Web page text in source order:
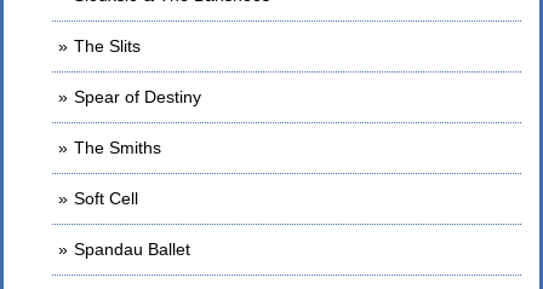
The Slits
Spear of Destiny
The Smiths
Soft Cell
Spandau Ballet